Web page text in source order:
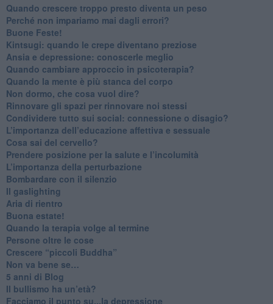
​Quando crescere troppo presto diventa un peso
​Perché non impariamo mai dagli errori?
​Buone Feste!
​Kintsugi: quando le crepe diventano preziose
Ansia e depressione: conoscerle meglio
Quando cambiare approccio in psicoterapia?
​Quando la mente è più stanca del corpo
Non dormo, che cosa vuol dire?
​Rinnovare gli spazi per rinnovare noi stessi
​Condividere tutto sui social: connessione o disagio?
​L’importanza dell’educazione affettiva e sessuale
​Cosa sai del cervello?
Prendere posizione per la salute e l’incolumità
L’importanza della perturbazione
​Bombardare con il silenzio
Il gaslighting
Aria di rientro
Buona estate!
​Quando la terapia volge al termine
​Persone oltre le cose
​Crescere “piccoli Buddha”
Non va bene se…
​5 anni di Blog
​Il bullismo ha un’età?
Facciamo il punto su...la depressione